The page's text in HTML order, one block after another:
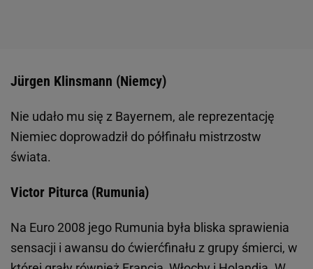
Jürgen Klinsmann (Niemcy)
Nie udało mu się z Bayernem, ale reprezentację
Niemiec doprowadził do półfinału mistrzostw
świata.
Victor Piturca (Rumunia)
Na Euro 2008 jego Rumunia była bliska sprawienia
sensacji i awansu do ćwierćfinału z grupy śmierci, w